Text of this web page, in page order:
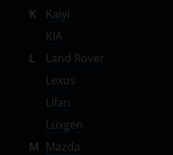
K
Kaiyi
KIA
L
Land Rover
Lexus
Lifan
Luxgen
M Mazda